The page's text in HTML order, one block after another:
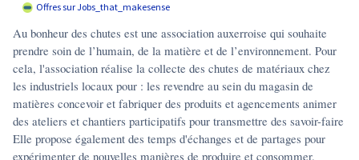
Offres sur Jobs_that_makesense
Au bonheur des chutes est une association auxerroise qui souhaite
prendre soin de l’humain, de la matière et de l’environnement. Pour
cela, l'association réalise la collecte des chutes de matériaux chez
les industriels locaux pour : les revendre au sein du magasin de
matières concevoir et fabriquer des produits et agencements animer
des ateliers et chantiers participatifs pour transmettre des savoir-faire
Elle propose également des temps d'échanges et de partages pour
expérimenter de nouvelles manières de produire et consommer.